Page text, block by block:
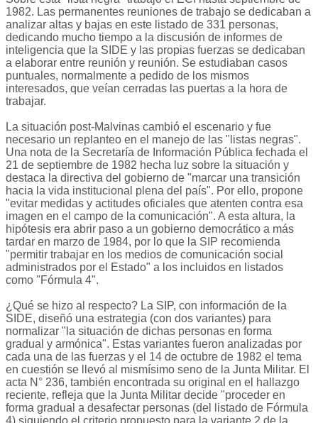
1982. Las permanentes reuniones de trabajo se dedicaban a
analizar altas y bajas en este listado de 331 personas,
dedicando mucho tiempo a la discusión de informes de
inteligencia que la SIDE y las propias fuerzas se dedicaban
a elaborar entre reunión y reunión. Se estudiaban casos
puntuales, normalmente a pedido de los mismos
interesados, que veían cerradas las puertas a la hora de
trabajar.
La situación post-Malvinas cambió el escenario y fue
necesario un replanteo en el manejo de las "listas negras".
Una nota de la Secretaría de Información Pública fechada el
21 de septiembre de 1982 hecha luz sobre la situación y
destaca la directiva del gobierno de "marcar una transición
hacia la vida institucional plena del país". Por ello, propone
"evitar medidas y actitudes oficiales que atenten contra esa
imagen en el campo de la comunicación". A esta altura, la
hipótesis era abrir paso a un gobierno democrático a más
tardar en marzo de 1984, por lo que la SIP recomienda
"permitir trabajar en los medios de comunicación social
administrados por el Estado" a los incluidos en listados
como "Fórmula 4".
¿Qué se hizo al respecto? La SIP, con información de la
SIDE, diseñó una estrategia (con dos variantes) para
normalizar "la situación de dichas personas en forma
gradual y armónica". Estas variantes fueron analizadas por
cada una de las fuerzas y el 14 de octubre de 1982 el tema
en cuestión se llevó al mismísimo seno de la Junta Militar. El
acta N° 236, también encontrada su original en el hallazgo
reciente, refleja que la Junta Militar decide "proceder en
forma gradual a desafectar personas (del listado de Fórmula